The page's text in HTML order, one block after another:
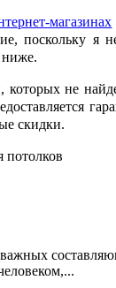
магазинах
поскольку
ниже.
которых не
скидки.
важных